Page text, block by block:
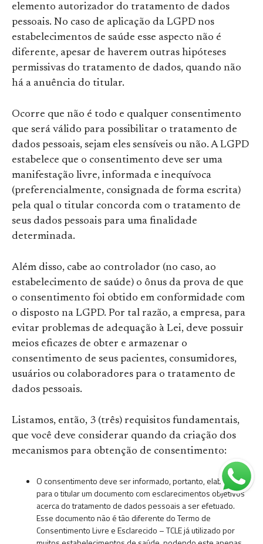
elemento autorizador do tratamento de dados
pessoais. No caso de aplicação da LGPD nos
estabelecimentos de saúde esse aspecto não é
diferente, apesar de haverem outras hipóteses
permissivas do tratamento de dados, quando não
há a anuência do titular.
Ocorre que não é todo e qualquer consentimento
que será válido para possibilitar o tratamento de
dados pessoais, sejam eles sensíveis ou não. A LGPD
estabelece que o consentimento deve ser uma
manifestação livre, informada e inequívoca
(preferencialmente, consignada de forma escrita)
pela qual o titular concorda com o tratamento de
seus dados pessoais para uma finalidade
determinada.
Além disso, cabe ao controlador (no caso, ao
estabelecimento de saúde) o ônus da prova de que
o consentimento foi obtido em conformidade com
o disposto na LGPD. Por tal razão, a empresa, para
evitar problemas de adequação à Lei, deve possuir
meios eficazes de obter e armazenar o
consentimento de seus pacientes, consumidores,
usuários ou colaboradores para o tratamento de
dados pessoais.
Listamos, então, 3 (três) requisitos fundamentais,
que você deve considerar quando da criação dos
mecanismos para obtenção de consentimento:
O consentimento deve ser informado, portanto, elabore
para o titular um documento com esclarecimentos objetivos
acerca do tratamento de dados pessoais a ser efetuado.
Esse documento não é tão diferente do Termo de
Consentimento Livre e Esclarecido – TCLE já utilizado por